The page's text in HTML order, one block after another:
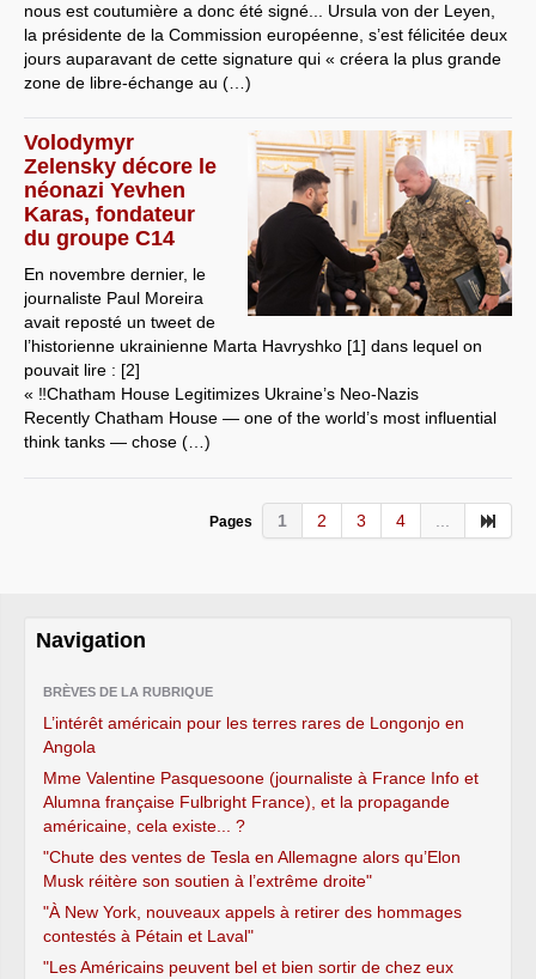
nous est coutumière a donc été signé... Ursula von der Leyen,
la présidente de la Commission européenne, s’est félicitée deux
jours auparavant de cette signature qui « créera la plus grande
zone de libre-échange au (…)
Volodymyr
Zelensky décore le
néonazi Yevhen
Karas, fondateur
du groupe C14
En novembre dernier, le
journaliste Paul Moreira
avait reposté un tweet de
l’historienne ukrainienne Marta Havryshko [1] dans lequel on
pouvait lire : [2]
« ‼️Chatham House Legitimizes Ukraine’s Neo-Nazis
Recently Chatham House — one of the world’s most influential
think tanks — chose (…)
Pages 1 2 3 4 ...
Navigation
BRÈVES DE LA RUBRIQUE
L’intérêt américain pour les terres rares de Longonjo en
Angola
Mme Valentine Pasquesoone (journaliste à France Info et
Alumna française Fulbright France), et la propagande
américaine, cela existe... ?
"Chute des ventes de Tesla en Allemagne alors qu’Elon
Musk réitère son soutien à l’extrême droite"
"À New York, nouveaux appels à retirer des hommages
contestés à Pétain et Laval"
"Les Américains peuvent bel et bien sortir de chez eux